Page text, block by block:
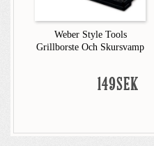
Weber Style Tools
Grillborste Och Skursvamp
149SEK